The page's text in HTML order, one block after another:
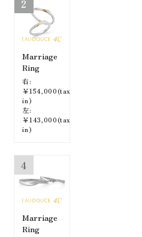
2
Marriage
Ring
右:
￥154,000(tax
in)
左:
￥143,000(tax
in)
4
Marriage
Ring